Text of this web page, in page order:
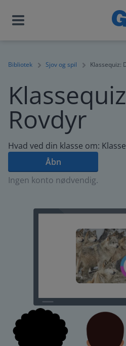
Bibliotek Sjov og spil Klassequiz:
Rovdyr
Hvad ved din klasse om:
Åbn
Ingen konto nødvendig.